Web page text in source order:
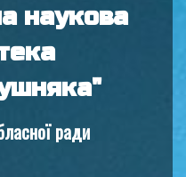
наукова
ради